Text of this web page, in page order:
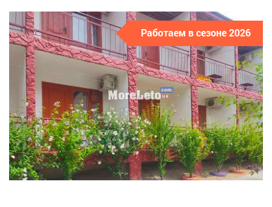
Работаем в сезоне 2026